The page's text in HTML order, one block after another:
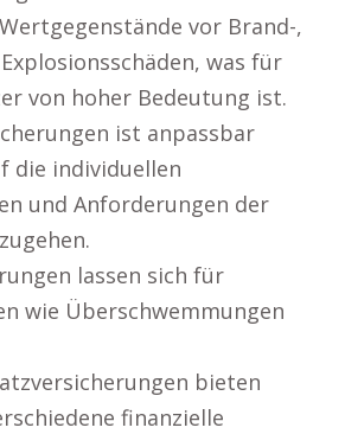
vor Brand-,
was für
von hoher Bedeutung ist.
ist anpassbar
die individuellen
und Anforderungen der
lassen sich für
wie Überschwemmungen
bieten
finanzielle